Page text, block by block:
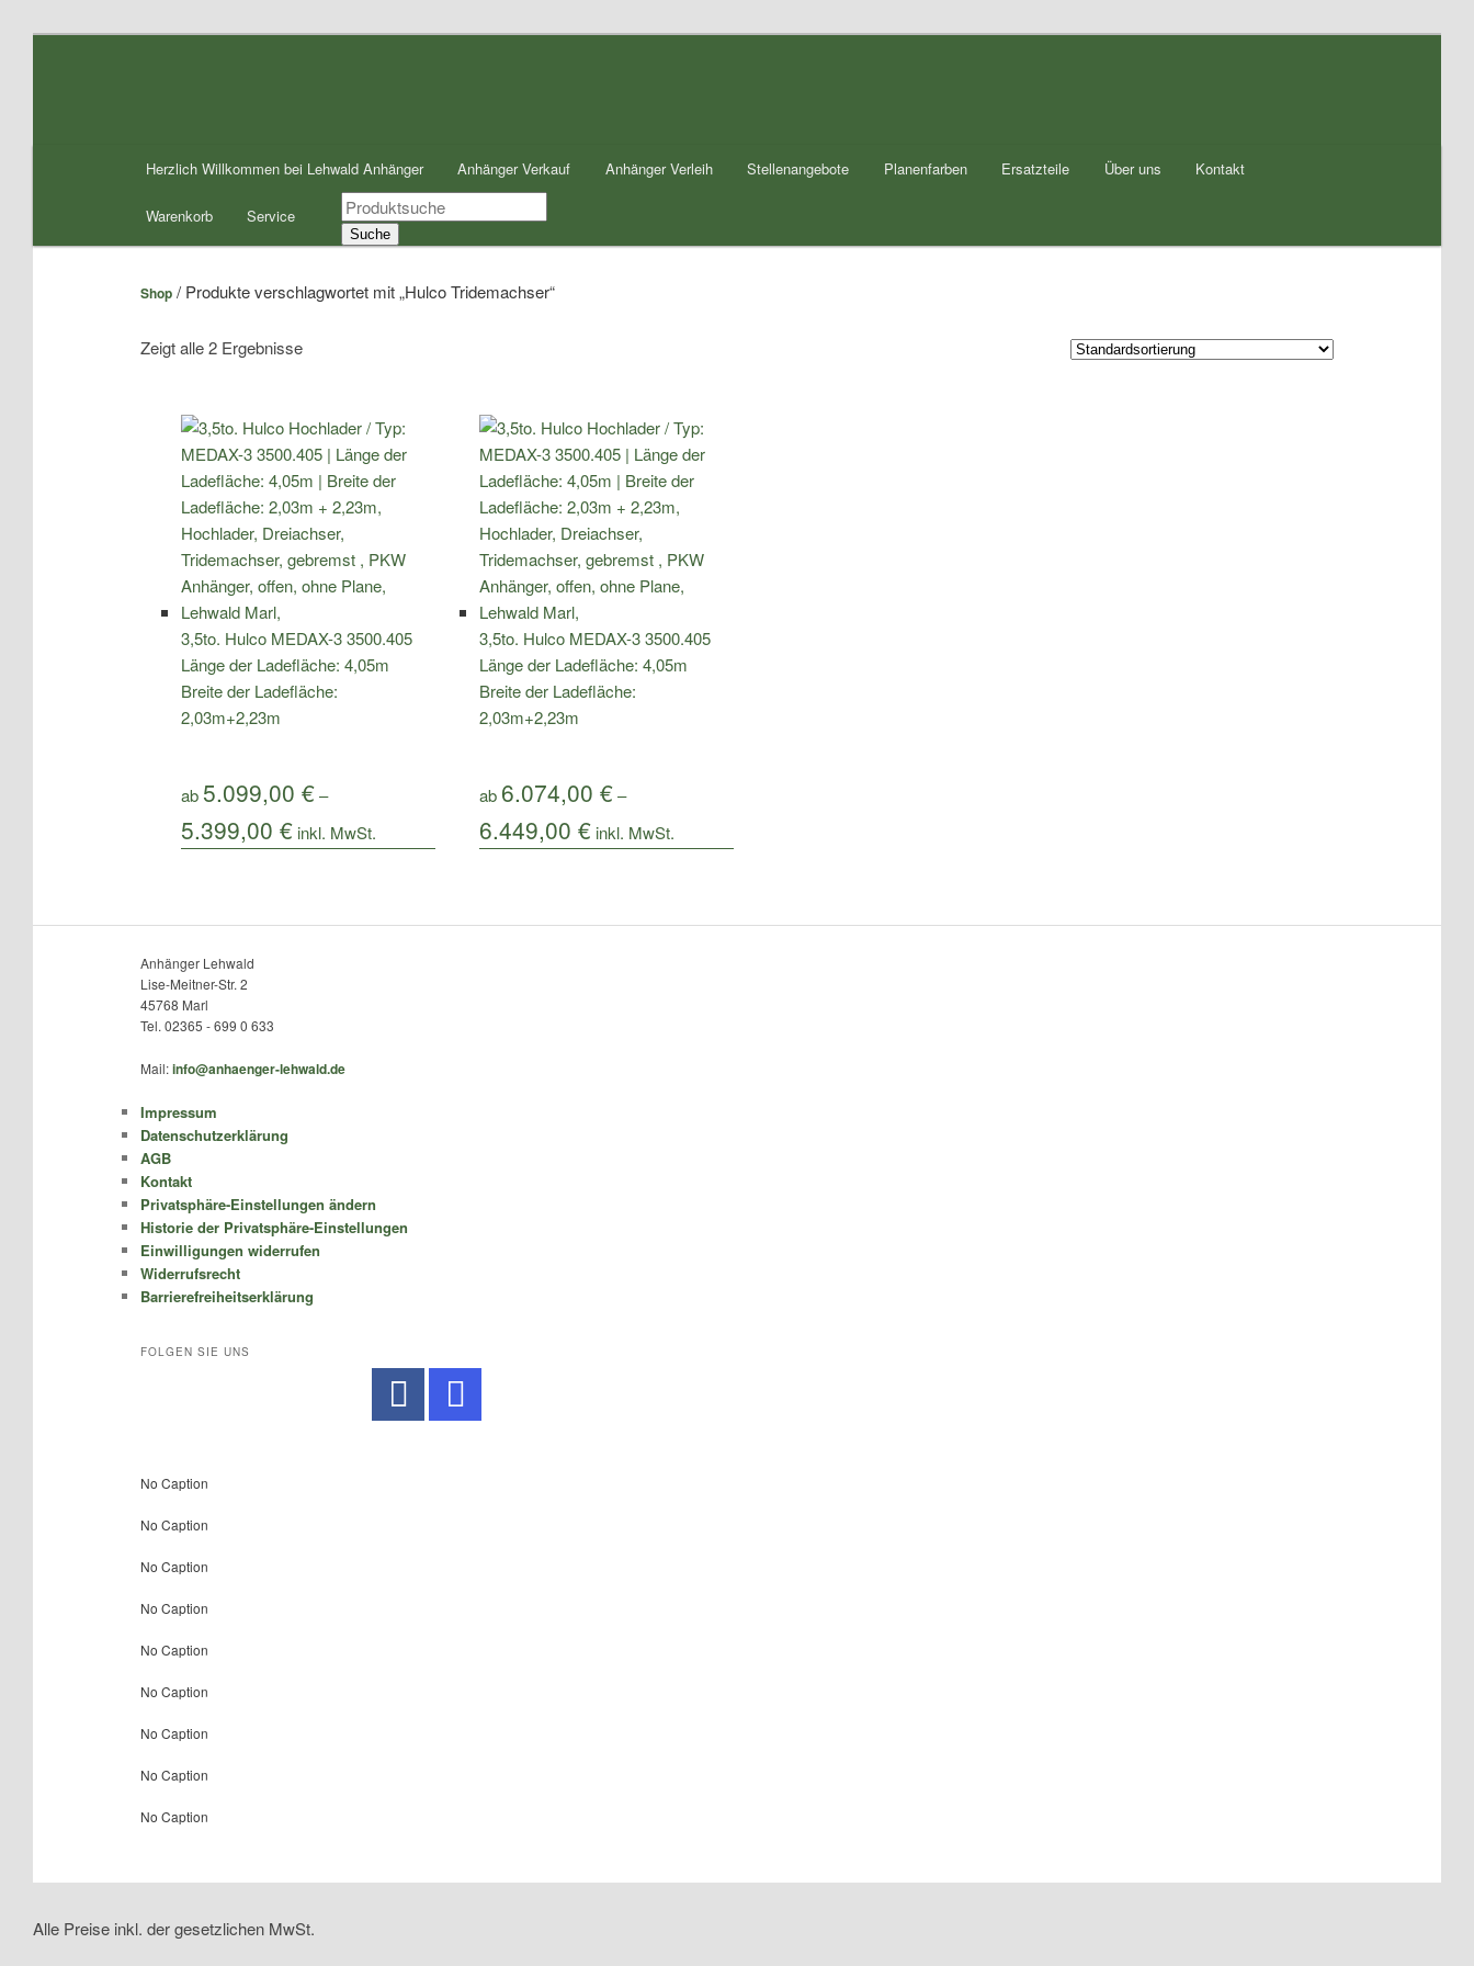
Herzlich Willkommen bei Lehwald Anhänger Anhänger Verkauf Anhänger Verleih Stellenangebote Planenfarben Ersatzteile Über uns Kontakt
Warenkorb Service
Products
search
Suche
Shop/ Produkte verschlagwortet mit „Hulco Tridemachser“
Zeigt alle 2 Ergebnisse
3,5to. Hulco MEDAX-3 3500.405
Länge der Ladefläche: 4,05m
Breite der Ladefläche:
2,03m+2,23m
ab 5.099,00€–
5.399,00€
3,5to. Hulco MEDAX-3 3500.405
Länge der Ladefläche: 4,05m
Breite der Ladefläche:
2,03m+2,23m
ab 6.074,00 €–
6.449,00 €
Anhänger Lehwald
Lise-Meitner-Str. 2
45768 Marl
Tel. 02365 - 699 0 633
Mail:info@anhaenger-lehwald.de
Impressum
Datenschutzerklärung
AGB
Kontakt
Privatsphäre-Einstellungen ändern
Historie der Privatsphäre-Einstellungen
Einwilligungen widerrufen
Widerrufsrecht
Barrierefreiheitserklärung
FOLGEN SIE UNS
No Caption
No Caption
No Caption
No Caption
No Caption
No Caption
No Caption
No Caption
No Caption
Alle Preise inkl. der gesetzlichen MwSt.